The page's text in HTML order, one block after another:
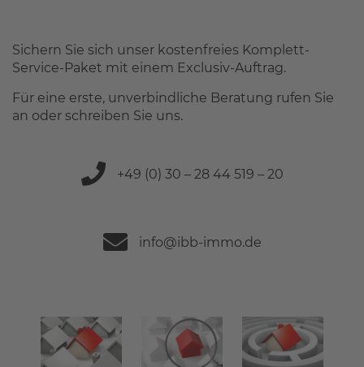
Sichern Sie sich unser kostenfreies Komplett-
Service-Paket mit einem Exclusiv-Auftrag.
Für eine erste, unverbindliche Beratung rufen Sie
an oder schreiben Sie uns.
+49 (0) 30 – 28 44 519 – 20
info@ibb-immo.de